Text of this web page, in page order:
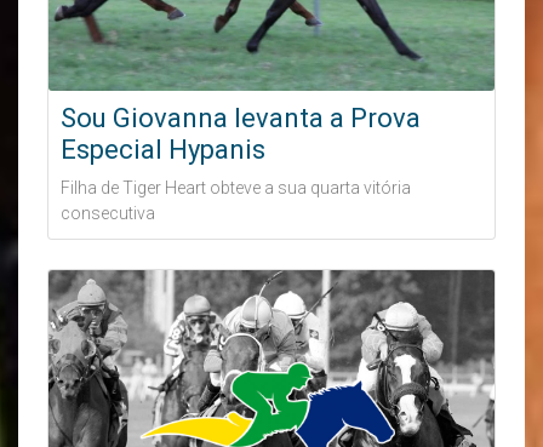
Sou Giovanna levanta a Prova
Especial Hypanis
Filha de Tiger Heart obteve a sua quarta vitória
consecutiva